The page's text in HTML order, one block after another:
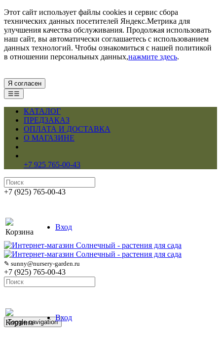
Этот сайт использует файлы cookies и сервис сбора
технических данных посетителей Яндекс.Метрика для
улучшения качества обслуживания. Продолжая использовать
наш сайт, вы автоматически соглашаетесь с использованием
данных технологий. Чтобы ознакомиться с нашей политикой
в отношении персональных данных,нажмите здесь.
Я согласен
☰☰
КАТАЛОГ
ПРЕДЗАКАЗ
ОПЛАТА И ДОСТАВКА
О МАГАЗИНЕ
+7 925 765-00-43
+7 (925) 765-00-43
Корзина
Вход
✎ sunny@nursery-garden.ru
+7 (925) 765-00-43
Корзина
Вход
Toggle navigation